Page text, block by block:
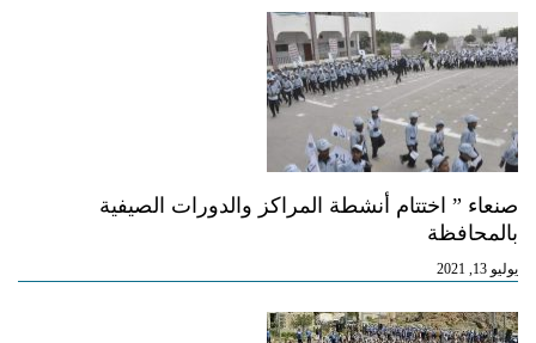
صنعاء ” اختتام أنشطة المراكز والدورات الصيفية
بالمحافظة
يوليو 13, 2021